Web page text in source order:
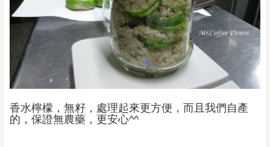
香水檸檬，無籽，處理起來更方便，而且我們自產
的，保證無農藥，更安心^^